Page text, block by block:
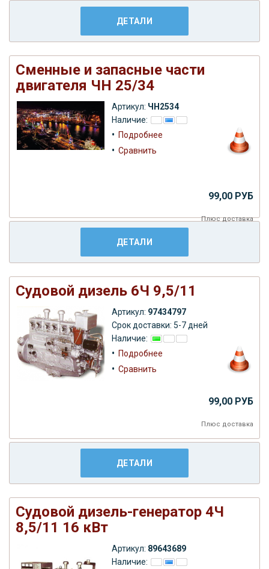
ДЕТАЛИ
Сменные и запасные части
двигателя ЧН 25/34
Артикул: ЧН2534
Наличие:
• Подробнее
• Сравнить
99,00 РУБ
Плюсдоставка
ДЕТАЛИ
Судовой дизель 6Ч 9,5/11
Артикул: 97434797
Срок доставки: 5-7 дней
Наличие:
• Подробнее
• Сравнить
99,00 РУБ
Плюс доставка
ДЕТАЛИ
Судовой дизель-генератор 4Ч
8,5/11 16 кВт
Артикул: 89643689
Наличие: